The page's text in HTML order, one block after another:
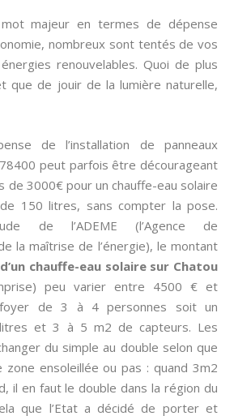
majeur en termes de dépense
nombreux sont tentés de vos
renouvelables. Quoi de plus
que de jouir de la lumière naturelle,
de l’installation de panneaux
peut parfois être décourageant
de 3000€ pour un chauffe-eau solaire
150 litres, sans compter la pose.
de l’ADEME (l’Agence de
la maîtrise de l’énergie), le montant
chauffe-eau solaire sur Chatou
peu varier entre 4500 € et
de 3 à 4 personnes soit un
et 3 à 5 m2 de capteurs. Les
du simple au double selon que
zone ensoleillée ou pas : quand 3m2
il en faut le double dans la région du
que l’Etat a décidé de porter et